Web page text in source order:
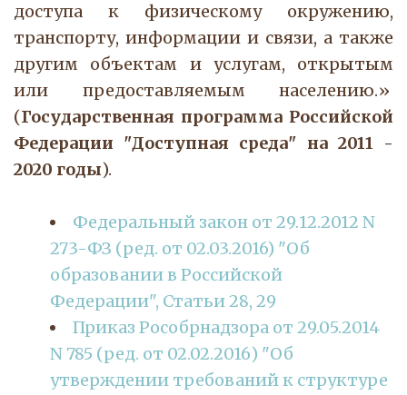
доступа к физическому окружению,
транспорту, информации и связи, а также
другим объектам и услугам, открытым
или предоставляемым населению.»
(Государственная программа Российской
Федерации "Доступная среда" на 2011 -
2020 годы).
Федеральный закон от 29.12.2012 N
273-ФЗ (ред. от 02.03.2016) "Об
образовании в Российской
Федерации", Статьи 28, 29
Приказ Рособрнадзора от 29.05.2014
N 785 (ред. от 02.02.2016) "Об
утверждении требований к структуре